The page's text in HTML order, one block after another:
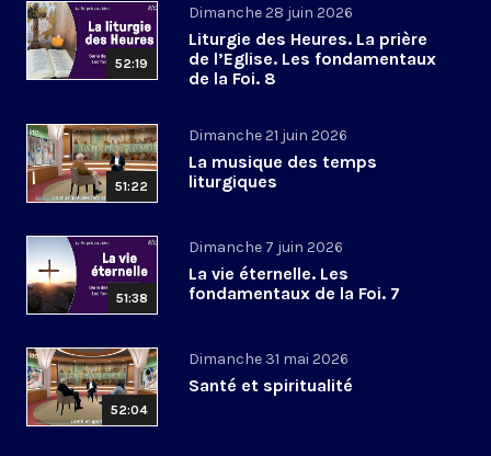
52:19
Dimanche 28 juin 2026
Liturgie des Heures. La prière
de l’Eglise. Les fondamentaux
de la Foi. 8
51:22
Dimanche 21 juin 2026
La musique des temps
liturgiques
51:38
Dimanche 7 juin 2026
La vie éternelle. Les
fondamentaux de la Foi. 7
52:04
Dimanche 31 mai 2026
Santé et spiritualité